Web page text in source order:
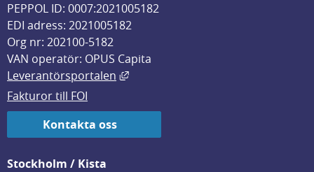
PEPPOL ID: 0007:2021005182
EDI adress: 2021005182
Org nr: 202100-5182
VAN operatör: OPUS Capita
Leverantörsportalen
Länk till annan webbplats, öppnas
Fakturor till FOI
Kontakta oss
Stockholm / Kista